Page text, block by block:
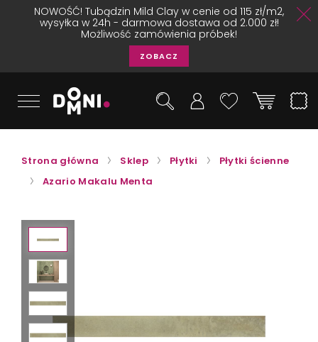
NOWOŚĆ! Tubądzin Mild Clay w cenie od 115 zł/m2,
wysyłka w 24h - darmowa dostawa od 2.000 zł!
Możliwość zamówienia próbek!
ZOBACZ
Strona główna Sklep Płytki
Płytki ścienne
Azario Makalu Menta